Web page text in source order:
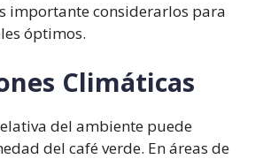
importante considerarlos para
óptimos.
Climáticas
del ambiente puede
del café verde. En áreas de